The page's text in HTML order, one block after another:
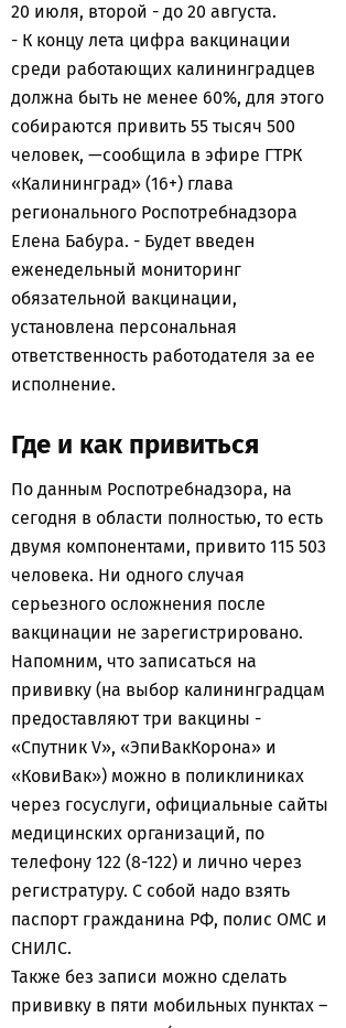
20 июля, второй - до 20 августа.
- К концу лета цифра вакцинации
среди работающих калининградцев
должна быть не менее 60%, для этого
собираются привить 55 тысяч 500
человек, —сообщила в эфире ГТРК
«Калининград» (16+) глава
регионального Роспотребнадзора
Елена Бабура. - Будет введен
еженедельный мониторинг
обязательной вакцинации,
установлена персональная
ответственность работодателя за ее
исполнение.
Где и как привиться
По данным Роспотребнадзора, на
сегодня в области полностью, то есть
двумя компонентами, привито 115 503
человека. Ни одного случая
серьезного осложнения после
вакцинации не зарегистрировано.
Напомним, что записаться на
прививку (на выбор калининградцам
предоставляют три вакцины -
«Спутник V», «ЭпиВакКорона» и
«КовиВак») можно в поликлиниках
через госуслуги, официальные сайты
медицинских организаций, по
телефону 122 (8-122) и лично через
регистратуру. С собой надо взять
паспорт гражданина РФ, полис ОМС и
СНИЛС.
Также без записи можно сделать
прививку в пяти мобильных пунктах –